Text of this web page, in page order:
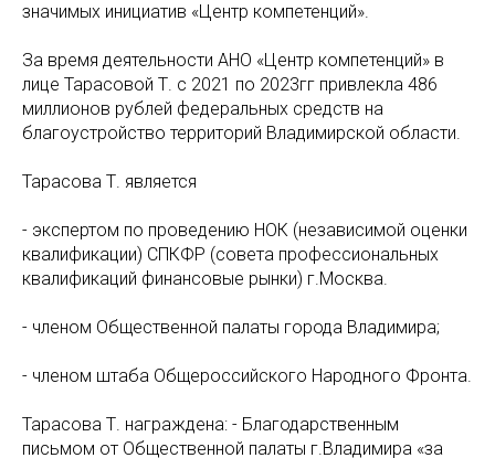
значимых инициатив «Центр компетенций».
За время деятельности АНО «Центр компетенций» в
лице Тарасовой Т. с 2021 по 2023гг привлекла 486
миллионов рублей федеральных средств на
благоустройство территорий Владимирской области.
Тарасова Т. является
- экспертом по проведению НОК (независимой оценки
квалификации) СПКФР (совета профессиональных
квалификаций финансовые рынки) г.Москва.
- членом Общественной палаты города Владимира;
- членом штаба Общероссийского Народного Фронта.
Тарасова Т. награждена: - Благодарственным
письмом от Общественной палаты г.Владимира «за